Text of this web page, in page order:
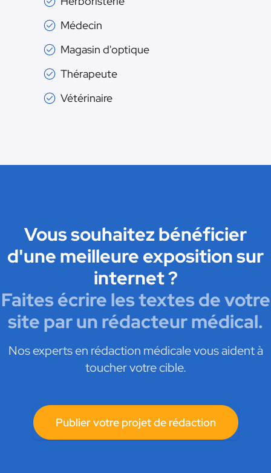
Médecin
Magasin d'optique
Thérapeute
Vétérinaire
Vous souhaitez bénéficier
d'une meilleure exposition sur
internet ?
Faites écrire les textes de votre
site par un rédacteur médical.
Nos experts en rédaction médicale vous aident à
toucher votre cible.
Publier votre projet de rédaction